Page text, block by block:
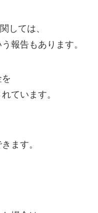
しては、
報告もあります。
ています。
ます。